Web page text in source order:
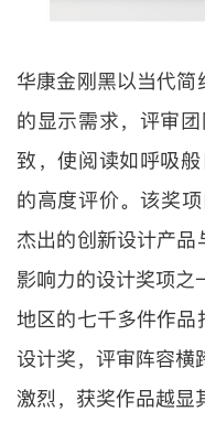
华康金刚黑以当代简
的显示需求，评审
致，使阅读如呼吸
的高度评价。该奖
杰出的创新设计产品
影响力的设计奖项之
地区的七千多件作品
设计奖，评审阵容横
激烈，获奖作品越显